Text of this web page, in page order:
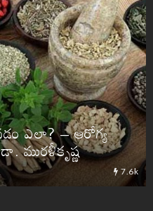
ఎలా? – ఆరోగ్య
మురళీకృష్ణ
7.6k